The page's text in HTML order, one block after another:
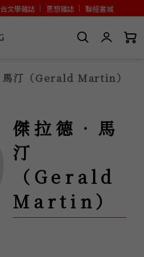
文學雜誌 思想雜誌 聯經書城
汀（Gerald Martin）
傑拉德‧馬
汀
（Gerald
Martin）